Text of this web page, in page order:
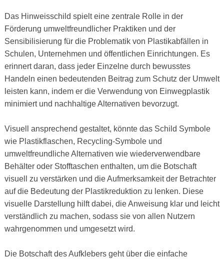
Das Hinweisschild spielt eine zentrale Rolle in der
Förderung umweltfreundlicher Praktiken und der
Sensibilisierung für die Problematik von Plastikabfällen in
Schulen, Unternehmen und öffentlichen Einrichtungen. Es
erinnert daran, dass jeder Einzelne durch bewusstes
Handeln einen bedeutenden Beitrag zum Schutz der Umwelt
leisten kann, indem er die Verwendung von Einwegplastik
minimiert und nachhaltige Alternativen bevorzugt.
Visuell ansprechend gestaltet, könnte das Schild Symbole
wie Plastikflaschen, Recycling-Symbole und
umweltfreundliche Alternativen wie wiederverwendbare
Behälter oder Stofftaschen enthalten, um die Botschaft
visuell zu verstärken und die Aufmerksamkeit der Betrachter
auf die Bedeutung der Plastikreduktion zu lenken. Diese
visuelle Darstellung hilft dabei, die Anweisung klar und leicht
verständlich zu machen, sodass sie von allen Nutzern
wahrgenommen und umgesetzt wird.
Die Botschaft des Aufklebers geht über die einfache